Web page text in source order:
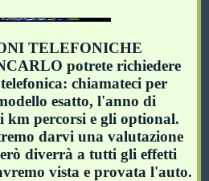
TELEFONICHE
potrete richiedere
chiamateci per
esatto, l'anno di
km percorsi e gli optional.
darvi una valutazione
diverrà a tutti gli effetti
vista e provata l'auto.